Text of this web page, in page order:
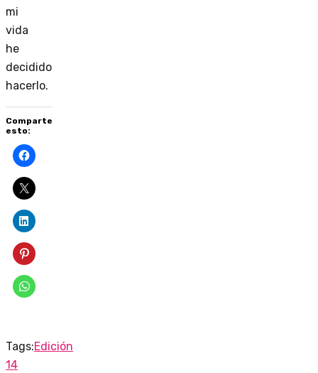
mi
vida
he
decidido
hacerlo.
Comparte
esto:
Tags:Edición
14